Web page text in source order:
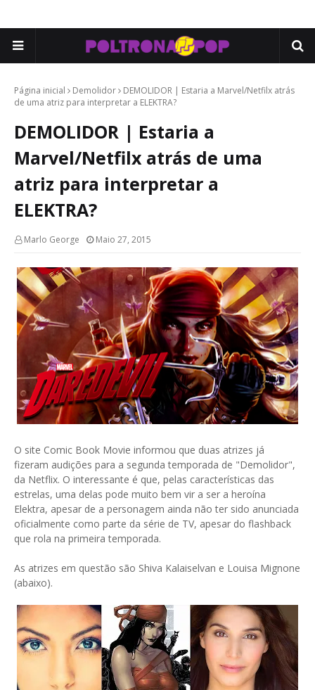
Página inicial Demolidor
DEMOLIDOR | Estaria a Marvel/Netfilx atrás
de uma atriz para interpretar a ELEKTRA?
DEMOLIDOR | Estaria a
Marvel/Netfilx atrás de uma
atriz para interpretar a
ELEKTRA?
Marlo George Maio 27, 2015
O site Comic Book Movie informou que duas atrizes já
fizeram audições para a segunda temporada de "Demolidor",
da Netflix. O interessante é que, pelas características das
estrelas, uma delas pode muito bem vir a ser a heroína
Elektra, apesar de a personagem ainda não ter sido anunciada
oficialmente como parte da série de TV, apesar do flashback
que rola na primeira temporada.
As atrizes em questão são Shiva Kalaiselvan e Louisa Mignone
(abaixo).